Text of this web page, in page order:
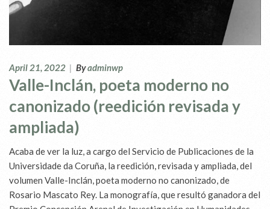
April 21, 2022 | Byadminwp
Valle-Inclán, poeta moderno no
canonizado (reedición revisada y
ampliada)
Acaba de ver la luz, a cargo del Servicio de Publicaciones de la
Universidade da Coruña, la reedición, revisada y ampliada, del
volumen Valle-Inclán, poeta moderno no canonizado, de
Rosario Mascato Rey. La monografía, que resultó ganadora del